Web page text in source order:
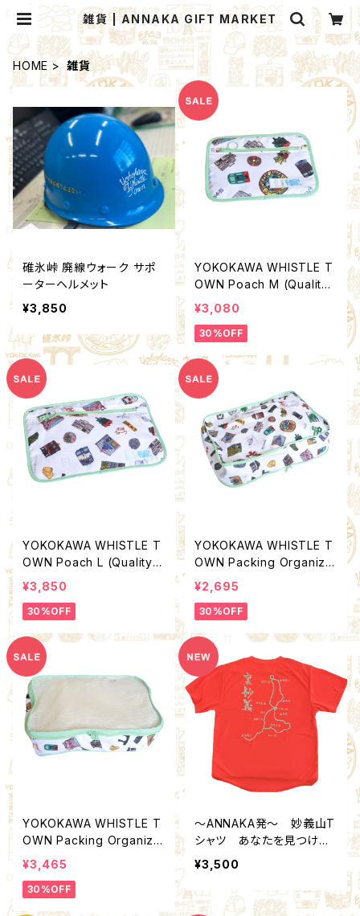
雑貨 | ANNAKA GIFT MARKET
HOME 雑貨
碓氷峠 廃線ウォーク サポ
ーターヘルメット
¥3,850
YOKOKAWA WHISTLE T
OWN Poach M (Quality
Control by EACHTIME. )
¥3,080
30%OFF
YOKOKAWA WHISTLE T
OWN Poach L (Quality C
ontrol by EACHTIME. )
¥3,850
30%OFF
YOKOKAWA WHISTLE T
OWN Packing Organize
r S (Quality Control by E
ACHTIME. )
¥2,695
30%OFF
YOKOKAWA WHISTLE T
OWN Packing Organize
r M (Quality Control by
EACHTIME. )
¥3,465
30%OFF
～ANNAKA発～ 妙義山T
シャツ あなたを見つけた
い！
¥3,500